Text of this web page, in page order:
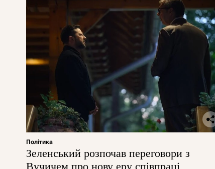
Політика
Зеленський розпочав переговори з
Вучичем про нову еру співпраці